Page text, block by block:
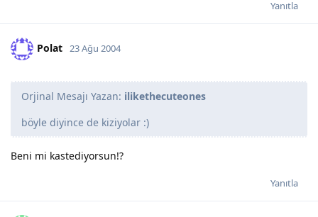
Yanıtla
Polat 23 Ağu 2004
Orjinal Mesajı Yazan: ilikethecuteones
böyle diyince de kiziyolar :)
Beni mi kastediyorsun!?
Yanıtla